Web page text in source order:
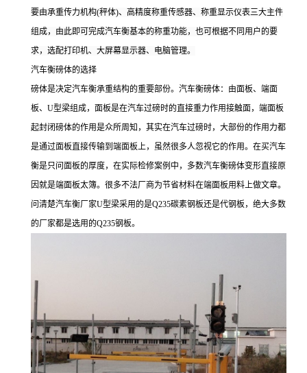
要由承重传力机构(秤体)、高精度称重传感器、称重显示仪表三大主件
组成，由此即可完成汽车衡基本的称重功能，也可根据不同用户的要
求，选配打印机、大屏幕显示器、电脑管理。
汽车衡磅体的选择
磅体是决定汽车衡承重结构的重要部份。汽车衡磅体：由面板、端面
板、U型梁组成，面板是在汽车过磅时的直接重力作用接触面，端面板
起封闭磅体的作用是众所周知，其实在汽车过磅时，大部份的作用力都
是通过面板直接传输到端面板上，虽然很多人忽视它的作用。在买汽车
衡是只问面板的厚度，在实际检修案例中，多数汽车衡磅体变形直接原
因就是端面板太簿。很多不法厂商为节省材料在端面板用料上做文章。
问清楚汽车衡厂家U型梁采用的是Q235碳素钢板还是代钢板，绝大多数
的厂家都是选用的Q235钢板。